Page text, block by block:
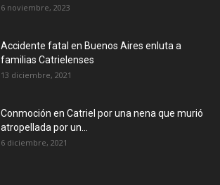
6 noviembre, 2023
Accidente fatal en Buenos Aires enluta a
familias Catrielenses
13 diciembre, 2021
Conmoción en Catriel por una nena que murió
atropellada por un...
6 diciembre, 2021